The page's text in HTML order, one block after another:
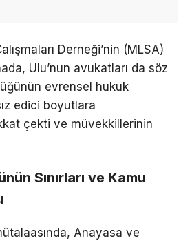
Derneği’nin (MLSA)
Ulu’nun avukatları da söz
evrensel hukuk
edici boyutlara
çekti ve müvekkillerinin
Sınırları ve Kamu
Anayasa ve